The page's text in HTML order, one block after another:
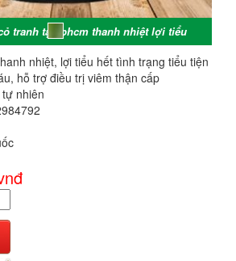
tranh tại tphcm thanh nhiệt lợi tiểu
nhiệt, lợi tiểu hết tình trạng tiểu tiện
hỗ trợ điều trị viêm thận cấp
nhiên